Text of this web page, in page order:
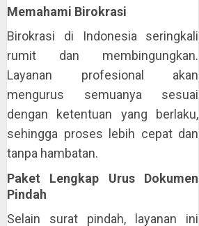
Memahami Birokrasi
Birokrasi di Indonesia seringkali
rumit dan membingungkan.
Layanan profesional akan
mengurus semuanya sesuai
dengan ketentuan yang berlaku,
sehingga proses lebih cepat dan
tanpa hambatan.
Paket Lengkap Urus Dokumen
Pindah
Selain surat pindah, layanan ini